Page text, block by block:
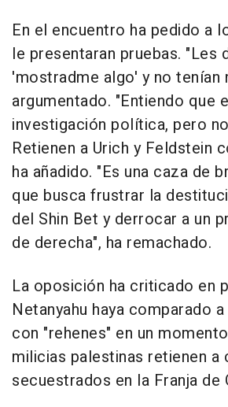
En el encuentro ha pedido a
le presentaran pruebas. "Les
'mostradme algo' y no tenían
argumentado. "Entiendo que
investigación política, pero
Retienen a Urich y Feldstein
ha añadido. "Es una caza de
que busca frustrar la
del Shin Bet y derrocar a un
de derecha", ha remachado.
La oposición ha criticado en
Netanyahu haya comparado
con "rehenes" en un
milicias palestinas retienen a
secuestrados en la Franja de